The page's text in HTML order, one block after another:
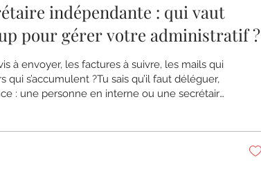
indépendante : qui vaut
pour gérer votre administratif ?
à envoyer, les factures à suivre, les mails qui
qui s’accumulent ?Tu sais qu’il faut déléguer,
: une personne en interne ou une secrétaire